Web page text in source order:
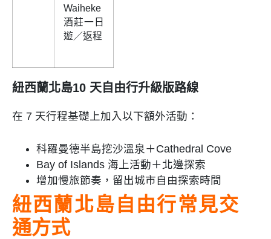
Waiheke
酒莊一日
遊／返程
紐西蘭北島10 天自由行升級版路線
在 7 天行程基礎上加入以下額外活動：
科羅曼德半島挖沙溫泉＋Cathedral Cove
Bay of Islands 海上活動＋北邊探索
增加慢旅節奏，留出城市自由探索時間
紐西蘭北島自由行常見交
通方式